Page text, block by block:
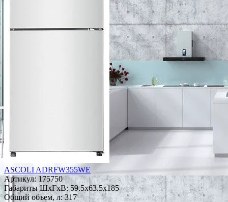
ASCOLI ADRFW355WE
Артикул:175750
Габариты ШxГxВ: 59.5x63.5x185
Общий объем, л: 317